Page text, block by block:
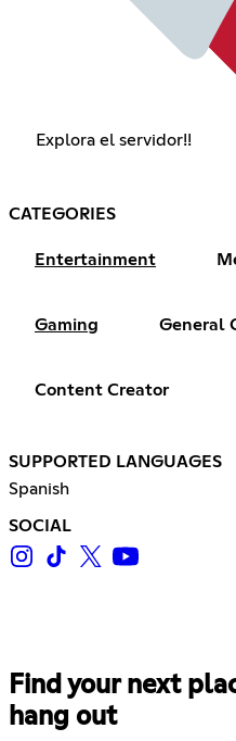
Explora el servidor!!
CATEGORIES
Entertainment
Gaming General
Content Creator
SUPPORTED LANGUAGES
Spanish
SOCIAL
Find your next
hang out